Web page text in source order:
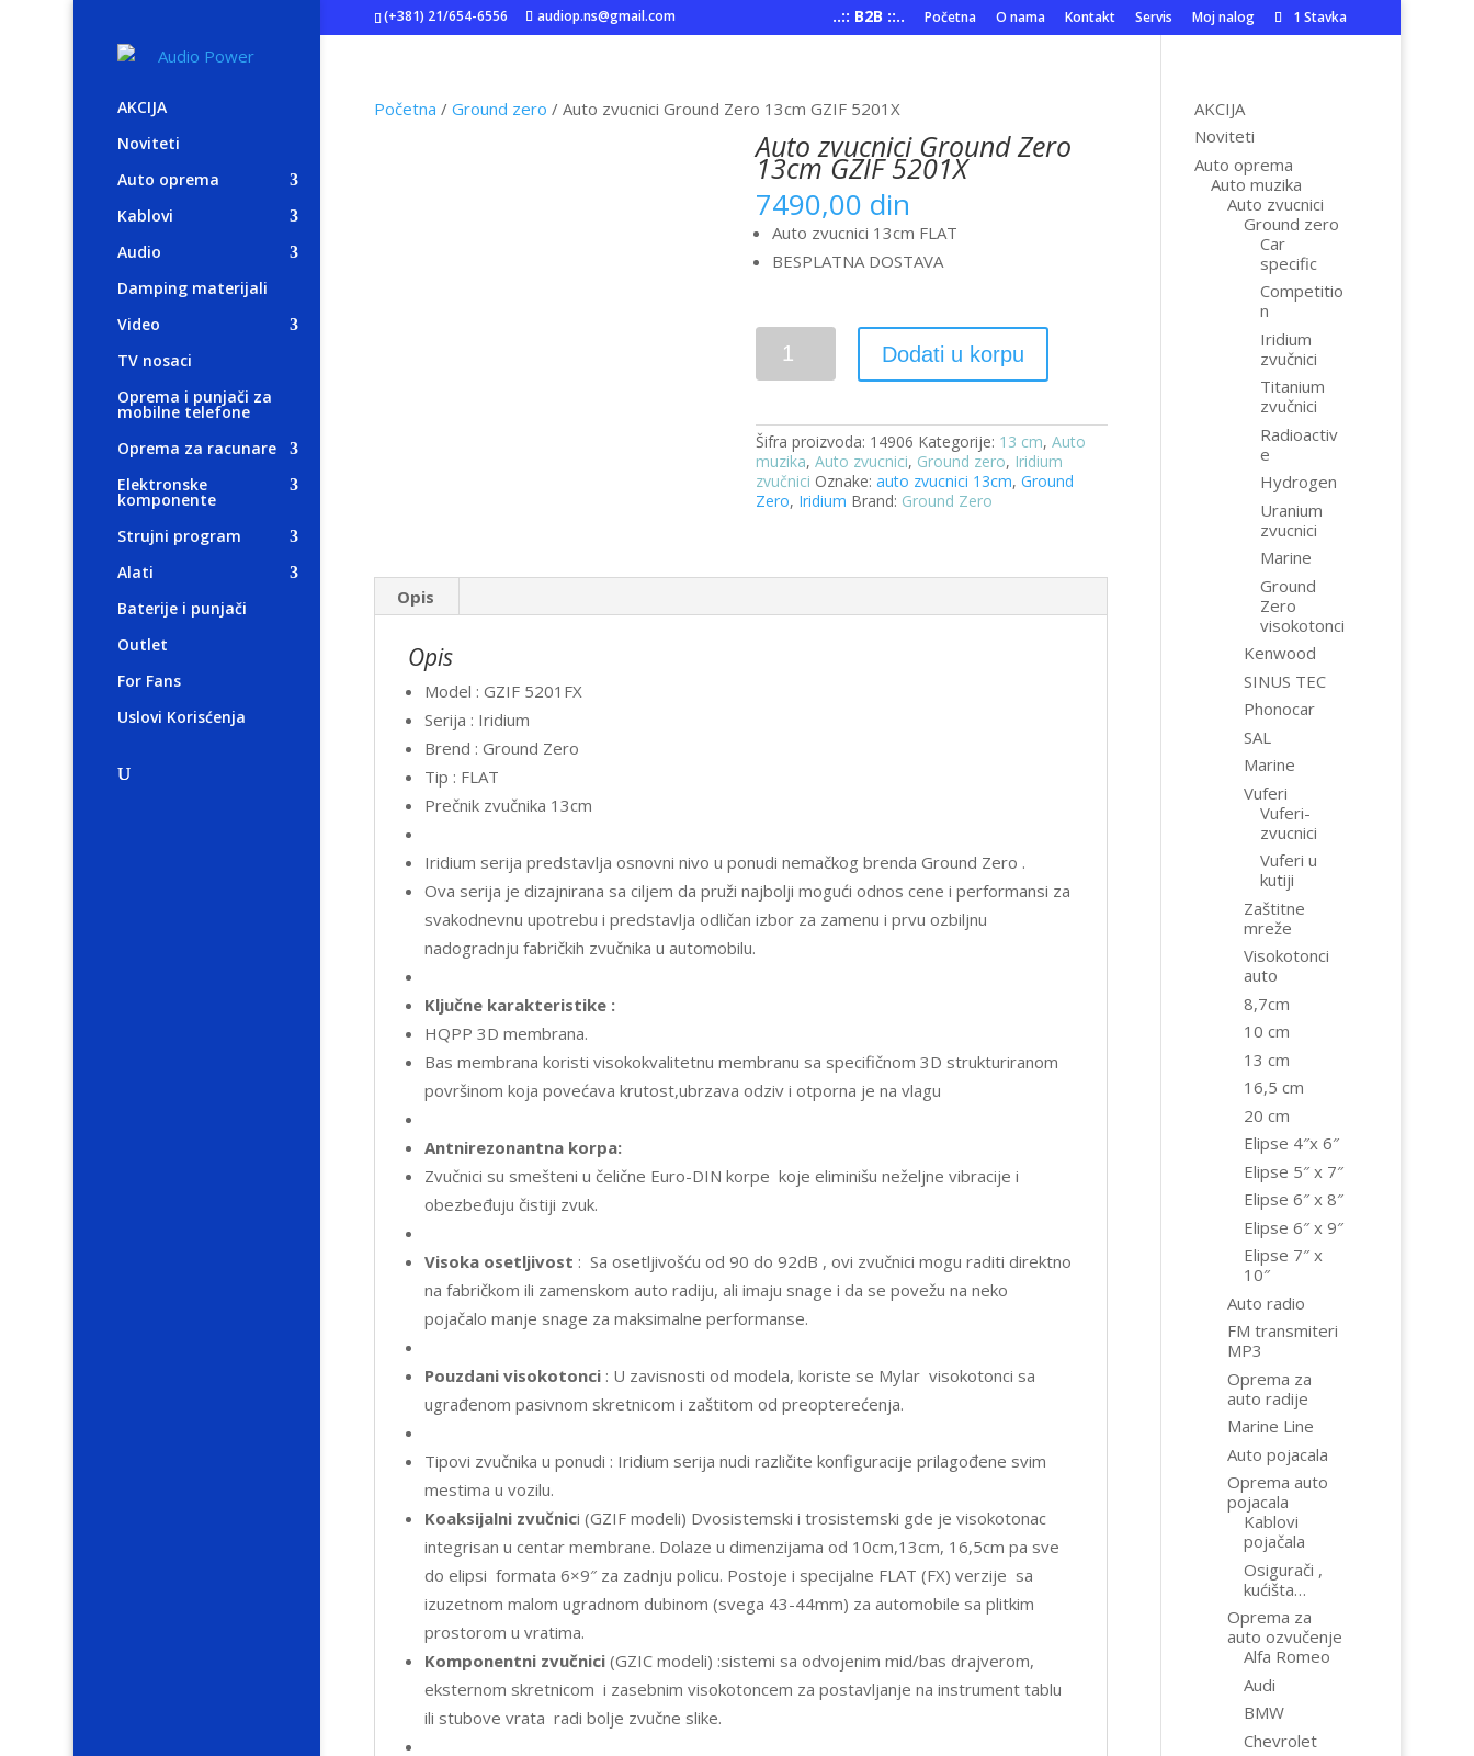
(+381) 21/654-6556 audiop.ns@gmail.com ..:: B2B ::.. Početna O nama Kontakt Servis Moj nalog 1 Stavka
AKCIJA
Noviteti
Auto oprema
Kablovi
Audio
Damping materijali
Video
TV nosaci
Oprema i punjači za
mobilne telefone
Oprema za racunare
Elektronske
komponente
Strujni program
Alati
Baterije i punjači
Outlet
For Fans
Uslovi Korisćenja
Početna /Ground zero / Auto zvucnici Ground Zero 13cm GZIF 5201X
Auto zvucnici Ground Zero
13cm GZIF 5201X
7490,00 din
Auto zvucnici 13cm FLAT
BESPLATNA DOSTAVA
Auto
zvucnici
Ground
GZIF
5201X
količina
Dodati u korpu
Šifra proizvoda: 14906 Kategorije: 13 cm,Auto
muzika,Auto zvucnici, Ground zero, Iridium
zvučnici Oznake:auto zvucnici 13cm,Ground
Zero, Iridium Brand: Ground Zero
Opis
Opis
Model : GZIF 5201FX
Serija : Iridium
Brend : Ground Zero
Tip : FLAT
Prečnik zvučnika 13cm
Iridium serija predstavlja osnovni nivo u ponudi nemačkog brenda Ground Zero .
Ova serija je dizajnirana sa ciljem da pruži najbolji mogući odnos cene i performansi za
svakodnevnu upotrebu i predstavlja odličan izbor za zamenu i prvu ozbiljnu
nadogradnju fabričkih zvučnika u automobilu.
Ključne karakteristike :
HQPP 3D membrana.
Bas membrana koristi visokokvalitetnu membranu sa specifičnom 3D strukturiranom
površinom koja povećava krutost,ubrzava odziv i otporna je na vlagu
Antnirezonantna korpa:
Zvučnici su smešteni u čelične Euro-DIN korpe koje eliminišu neželjne vibracije i
obezbeđuju čistiji zvuk.
Visoka osetljivost : Sa osetljivošću od 90 do 92dB , ovi zvučnici mogu raditi direktno
na fabričkom ili zamenskom auto radiju, ali imaju snage i da se povežu na neko
pojačalo manje snage za maksimalne performanse.
Pouzdani visokotonci : U zavisnosti od modela, koriste se Mylar visokotonci sa
ugrađenom pasivnom skretnicom i zaštitom od preopterećenja.
Tipovi zvučnika u ponudi : Iridium serija nudi različite konfiguracije prilagođene svim
mestima u vozilu.
Koaksijalni zvučnici (GZIF modeli) Dvosistemski i trosistemski gde je visokotonac
integrisan u centar membrane. Dolaze u dimenzijama od 10cm,13cm, 16,5cm pa sve
do elipsi formata 6×9″ za zadnju policu. Postoje i specijalne FLAT (FX) verzije sa
izuzetnom malom ugradnom dubinom (svega 43-44mm) za automobile sa plitkim
prostorom u vratima.
Komponentni zvučnici (GZIC modeli) :sistemi sa odvojenim mid/bas drajverom,
eksternom skretnicom i zasebnim visokotoncem za postavljanje na instrument tablu
ili stubove vrata radi bolje zvučne slike.
AKCIJA
Noviteti
Auto oprema
Auto muzika
Auto zvucnici
Ground zero
Car
specific
Competitio
n
Iridium
zvučnici
Titanium
zvučnici
Radioactiv
e
Hydrogen
Uranium
zvucnici
Marine
Ground
Zero
visokotonci
Kenwood
SINUS TEC
Phonocar
SAL
Marine
Vuferi
Vuferi-
zvucnici
Vuferi u
kutiji
Zaštitne
mreže
Visokotonci
auto
8,7cm
10 cm
13 cm
16,5 cm
20 cm
Elipse 4″x 6″
Elipse 5″ x 7″
Elipse 6″ x 8″
Elipse 6″ x 9″
Elipse 7″ x
10″
Auto radio
FM transmiteri
MP3
Oprema za
auto radije
Marine Line
Auto pojacala
Oprema auto
pojacala
Kablovi
pojačala
Osigurači ,
kućišta…
Oprema za
auto ozvučenje
Alfa Romeo
Audi
BMW
Chevrolet